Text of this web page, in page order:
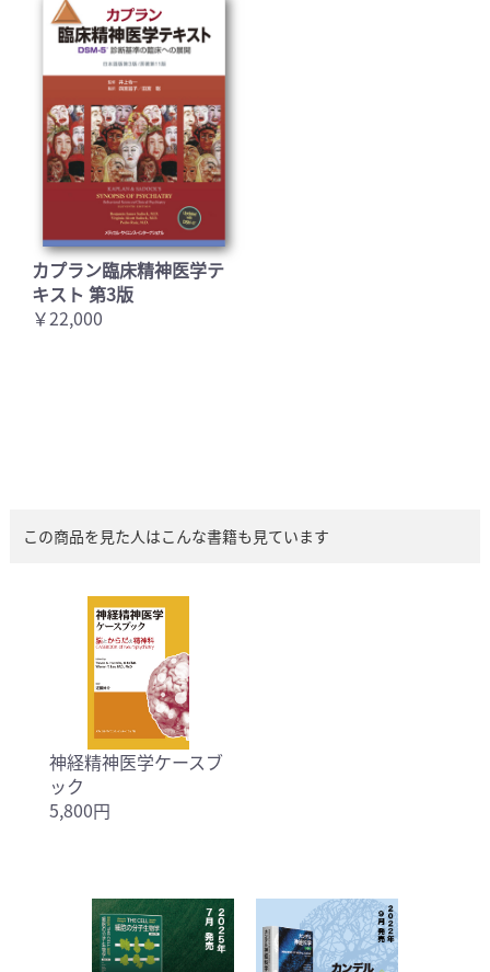
カプラン臨床精神医学テ
キスト 第3版
￥22,000
この商品を見た人はこんな書籍も見ています
神経精神医学ケースブ
ック
5,800円